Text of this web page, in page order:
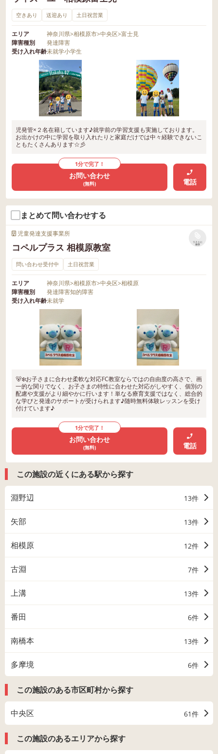
空きあり 送迎あり 土日祝営業
エリア 神奈川県>相模原市>中央区>富士見
障害種別
発達障害
受け入れ年齢未就学小学生
児発管×２名在籍しています♪就学前の学習支援も実施しております。
お出かけの中に学習を取り入れたりと家庭だけでは中々経験できないこ
ともたくさんあります☆彡
1分で完了！
お問い合わせ
(無料) 電話
まとめて問い合わせする
児童発達支援事業所
コペルプラス 相模原教室
リストに
保存
問い合わせ受付中 土日祝営業
エリア 神奈川県>相模原市>中央区>相模原
障害種別
発達障害知的障害
受け入れ年齢未就学
🐻‍❄️お子さまに合わせ柔軟な対応FC教室ならではの自由度の高さで、画
一的な関りでなく、お子さまの特性に合わせた対応がしやすく、個別の
配慮や支援がより細やかに行います！単なる療育支援ではなく、総合的
な学びと発達のサポートが受けられます♪随時無料体験レッスンを受け
付けています♪
1分で完了！
お問い合わせ
(無料) 電話
この施設の近くにある駅から探す
淵野辺 13件
矢部 13件
相模原 12件
古淵 7件
上溝 13件
番田 6件
南橋本 13件
多摩境 6件
この施設のある市区町村から探す
中央区 61件
この施設のあるエリアから探す